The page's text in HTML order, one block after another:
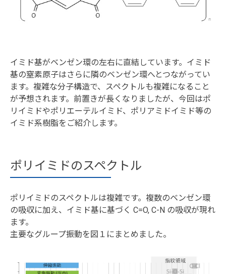
イミド基がベンゼン環の左右に直結しています。イミド
基の窒素原子はさらに隣のベンゼン環へとつながってい
ます。複雑な分子構造で、スペクトルも複雑になること
が予想されます。前置きが長くなりましたが、今回はポ
リイミドやポリエーテルイミド、ポリアミドイミド等の
イミド系樹脂をご紹介します。
ポリイミドのスペクトル
ポリイミドのスペクトルは複雑です。複数のベンゼン環
の吸収に加え、イミド基に基づく C=O, C-N の吸収が現れ
ます。
主要なグループ振動を図１にまとめました。